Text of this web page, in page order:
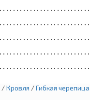
/Кровля /Гибкая